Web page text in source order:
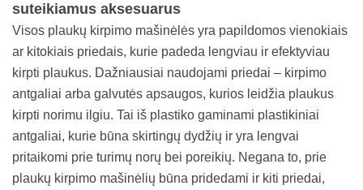
suteikiamus aksesuarus
Visos plaukų kirpimo mašinėlės yra papildomos vienokiais
ar kitokiais priedais, kurie padeda lengviau ir efektyviau
kirpti plaukus. Dažniausiai naudojami priedai – kirpimo
antgaliai arba galvutės apsaugos, kurios leidžia plaukus
kirpti norimu ilgiu. Tai iš plastiko gaminami plastikiniai
antgaliai, kurie būna skirtingų dydžių ir yra lengvai
pritaikomi prie turimų norų bei poreikių. Negana to, prie
plaukų kirpimo mašinėlių būna pridedami ir kiti priedai,